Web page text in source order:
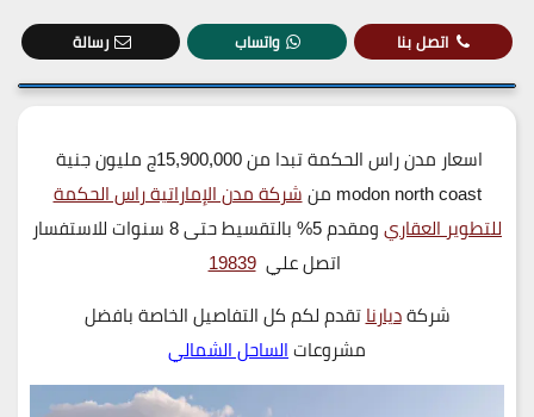
اتصل بنا واتساب رسالة
اسعار مدن راس الحكمة تبدا من 15,900,000ج مليون جنية
modon north coast من
شركة مدن الإماراتية راس الحكمة
للتطوير العقاري
ومقدم 5% بالتقسيط حتى 8 سنوات للاستفسار
اتصل علي19839
شركةديارناتقدم لكم كل التفاصيل الخاصة بافضل
مشروعاتالساحل الشمالي